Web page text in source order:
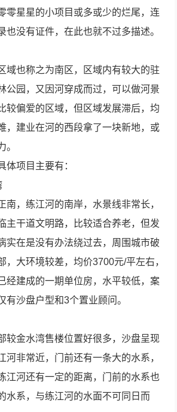
零星星的小项目或多或少的烂尾，连
也没有证件，在此也就不过多描述。
域也称之为南区，区域内有较大的驻
公园，又因河穿成而过，可以做河景
较偏爱的区域，但区域发展滞后，均
，建业在河的西段拿了一块新地，或
。
体项目主要有：
南，练江河的南岸，水景线非常长，
主干道文明路，比较适合养老，但发
实在是没有办法绕过去，周围城市破
，大环境较差，均价3700元/平左右，
经建成的一期单位房，水平较低，案
有沙盘户型和3个置业顾问。
较金水湾售楼位置好很多，沙盘呈现
河非常近，门前还有一条大的水系，
江河还有一定的距离，门前的水系也
水系，与练江河的水面不可同日而